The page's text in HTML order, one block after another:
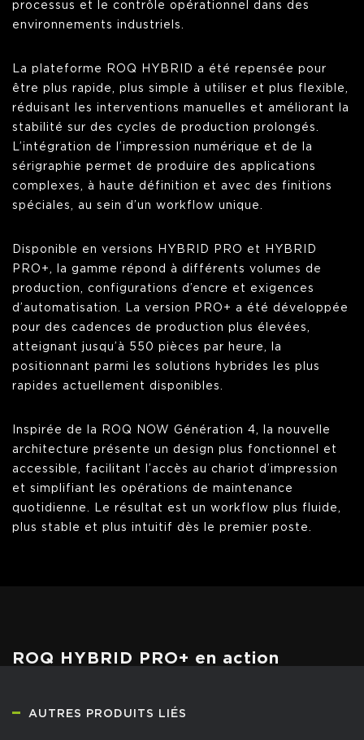
processus et le contrôle opérationnel dans des
environnements industriels.
La plateforme ROQ HYBRID a été repensée pour
être plus rapide, plus simple à utiliser et plus flexible,
réduisant les interventions manuelles et améliorant la
stabilité sur des cycles de production prolongés.
L’intégration de l’impression numérique et de la
sérigraphie permet de produire des applications
complexes, à haute définition et avec des finitions
spéciales, au sein d’un workflow unique.
Disponible en versions HYBRID PRO et HYBRID
PRO+, la gamme répond à différents volumes de
production, configurations d’encre et exigences
d’automatisation. La version PRO+ a été développée
pour des cadences de production plus élevées,
atteignant jusqu’à 550 pièces par heure, la
positionnant parmi les solutions hybrides les plus
rapides actuellement disponibles.
Inspirée de la ROQ NOW Génération 4, la nouvelle
architecture présente un design plus fonctionnel et
accessible, facilitant l’accès au chariot d’impression
et simplifiant les opérations de maintenance
quotidienne. Le résultat est un workflow plus fluide,
plus stable et plus intuitif dès le premier poste.
ROQ HYBRID PRO+ en action
AUTRES PRODUITS LIÉS